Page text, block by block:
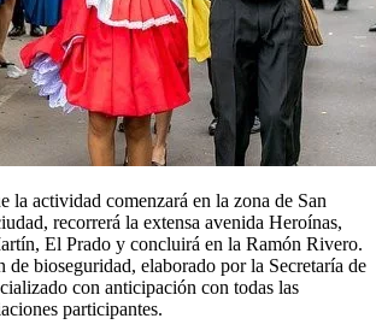
la actividad comenzará en la zona de San
recorrerá la extensa avenida Heroínas,
El Prado y concluirá en la Ramón Rivero.
de bioseguridad, elaborado por la Secretaría de
con anticipación con todas las
participantes.